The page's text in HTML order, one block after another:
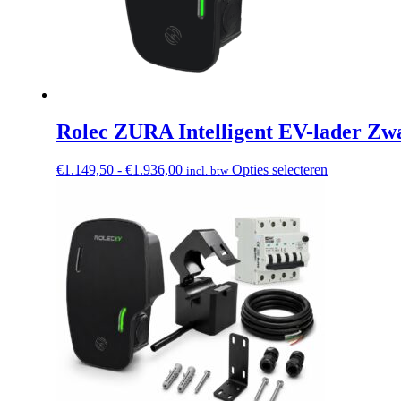
Rolec ZURA Intelligent EV-lader
€1.149,50 - €1.936,00Prijsklasse:
€1.936,00
incl. btw Opties selecteren